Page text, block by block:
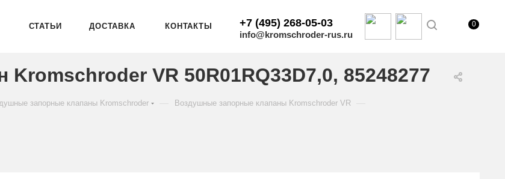
СТАТЬИ ДОСТАВКА КОНТАКТЫ +7 (495) 268-05-03
info@kromschroder-rus.ru
0
VR 50R01RQ33D7,0, 85248277
запорные клапаны Kromschroder Воздушные запорные клапаны Kromschroder VR